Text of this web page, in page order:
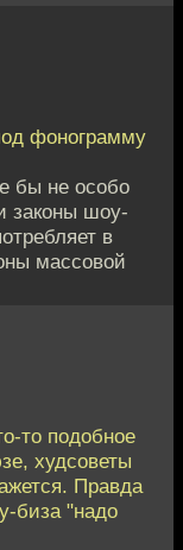
фонограмму
бы не особо
законы шоу-
в
массовой
то подобное
худсоветы
Правда
биза "надо